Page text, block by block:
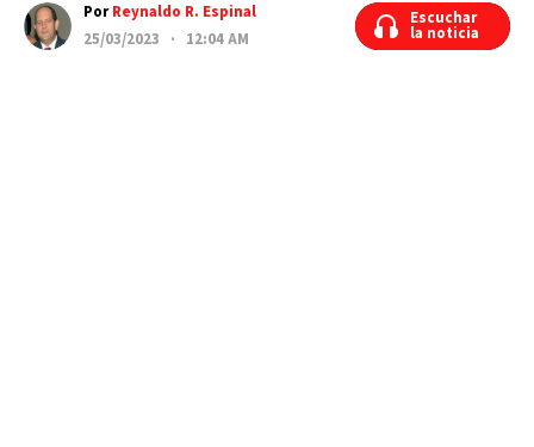
PorReynaldo R. Espinal
25/03/2023 · 12:04 AM
Escuchar
la noticia
Escuchar
la noticia